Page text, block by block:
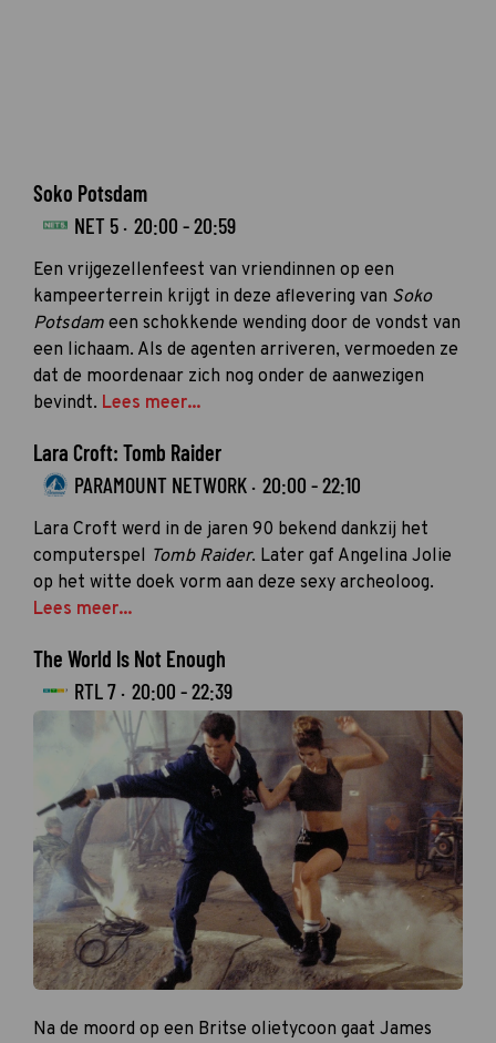
Soko Potsdam
NET 5 · 20:00 - 20:59
Een vrijgezellenfeest van vriendinnen op een
kampeerterrein krijgt in deze aflevering van Soko
Potsdam een schokkende wending door de vondst van
een lichaam. Als de agenten arriveren, vermoeden ze
dat de moordenaar zich nog onder de aanwezigen
bevindt. Lees meer...
Lara Croft: Tomb Raider
PARAMOUNT NETWORK · 20:00 - 22:10
Lara Croft werd in de jaren 90 bekend dankzij het
computerspel Tomb Raider. Later gaf Angelina Jolie
op het witte doek vorm aan deze sexy archeoloog.
Lees meer...
The World Is Not Enough
RTL 7 · 20:00 - 22:39
Na de moord op een Britse olietycoon gaat James